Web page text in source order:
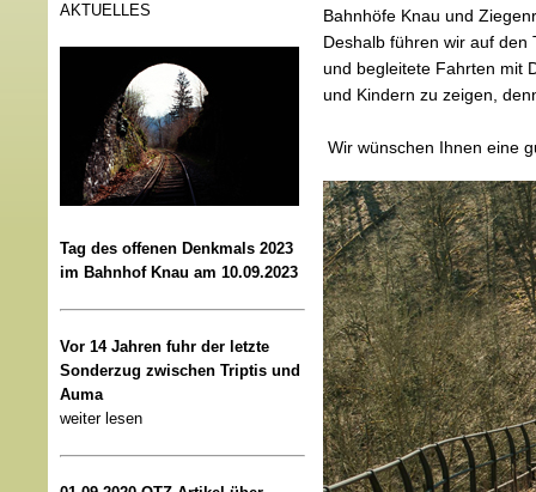
AKTUELLES
Tag des offenen Denkmals 2023
im Bahnhof Knau am 10.09.2023
Vor 14 Jahren fuhr der letzte
Sonderzug zwischen Triptis und
Auma
weiter lesen
Bahnhöfe Knau und
Deshalb führen wir auf den
und begleitete Fahrten mit
und Kindern zu zeigen,
Wir wünschen Ihnen eine